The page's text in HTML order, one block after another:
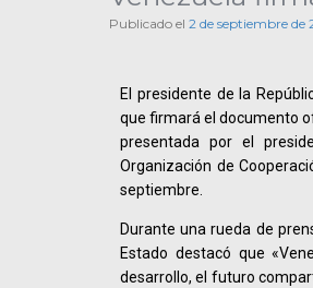
Publicado el 2 de septiembre de
El presidente de la
que firmará el documento
presentada por el
Organización de
septiembre.
Durante una rueda de
Estado destacó que
desarrollo, el futuro